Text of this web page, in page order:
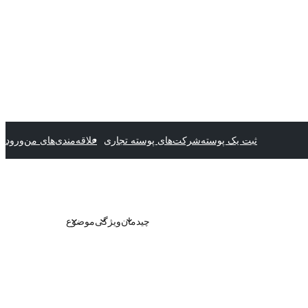
ثبت یک پوستهشرکت‌های پوسته تجاری علاقه‌مندی‌های منورود
چیدمانویژگیموضوع